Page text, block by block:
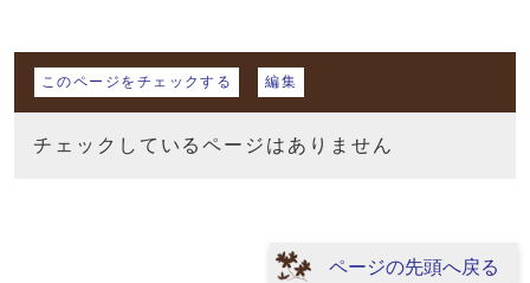
マイページ
このページをチェックする 編集
チェックしているページはありません
ページの先頭へ戻る